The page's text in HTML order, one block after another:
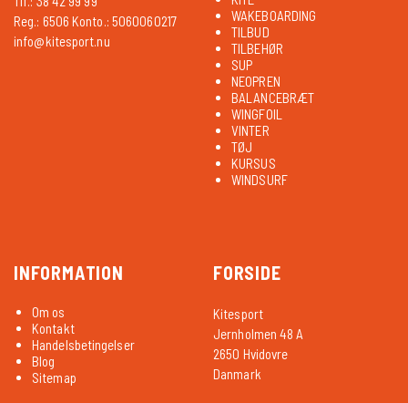
Reg.: 6506 Konto.: 5060060217
info@kitesport.nu
WAKEBOARDING
TILBUD
TILBEHØR
SUP
NEOPREN
BALANCEBRÆT
WINGFOIL
VINTER
TØJ
KURSUS
WINDSURF
INFORMATION
Om os
Kontakt
Handelsbetingelser
Blog
Sitemap
FORSIDE
Kitesport
Jernholmen 48 A
2650 Hvidovre
Danmark